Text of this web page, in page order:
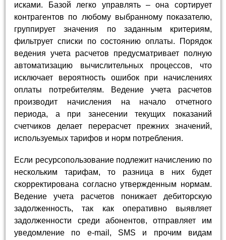
исками. Базой легко управлять – она сортирует
контрагентов по любому выбранному показателю,
группирует значения по заданным критериям,
фильтрует списки по состоянию оплаты. Порядок
ведения учета расчетов предусматривает полную
автоматизацию вычислительных процессов, что
исключает вероятность ошибок при начислениях
оплаты потребителям. Ведение учета расчетов
производит начисления на начало отчетного
периода, а при занесении текущих показаний
счетчиков делает перерасчет прежних значений,
используемых тарифов и норм потребления.
Если ресурсопользование подлежит начислению по
нескольким тарифам, то разница в них будет
скорректирована согласно утвержденным нормам.
Ведение учета расчетов понижает дебиторскую
задолженность, так как оперативно выявляет
задолженности среди абонентов, отправляет им
уведомление по e-mail, SMS и прочим видам